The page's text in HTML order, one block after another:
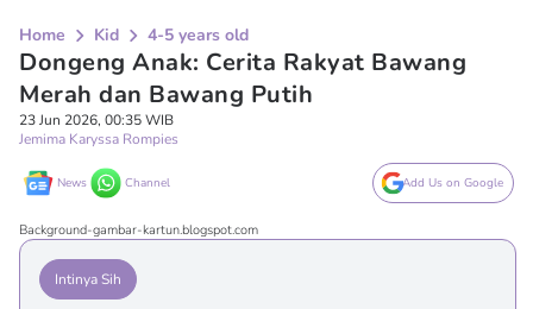
Home Kid 4-5 years old
Dongeng Anak: Cerita Rakyat Bawang
Merah dan Bawang Putih
23 Jun 2026, 00:35 WIB
Jemima Karyssa Rompies
News Channel Add Us on Google
Background-gambar-kartun.blogspot.com
Intinya Sih